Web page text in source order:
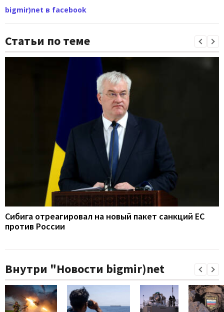
bigmir)net в facebook
Статьи по теме
Сибига отреагировал на новый пакет санкций ЕС
против России
Внутри "Новости bigmir)net